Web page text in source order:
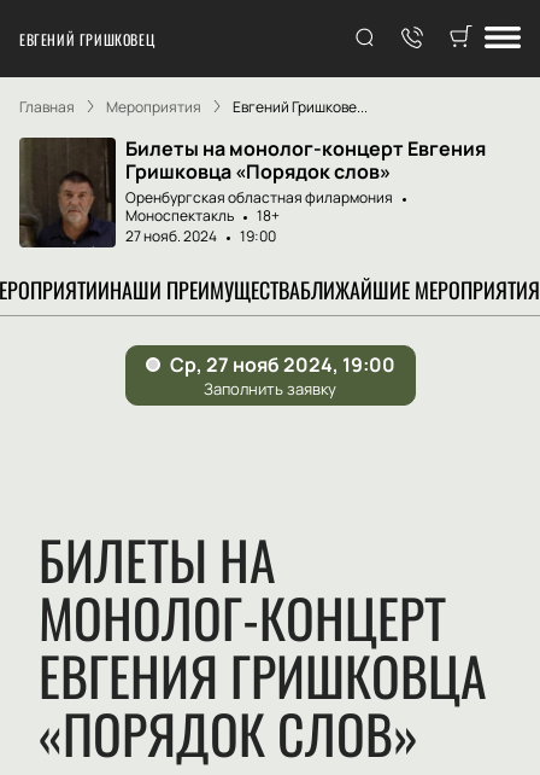
ЕВГЕНИЙ ГРИШКОВЕЦ
Главная Мероприятия Евгений Гришкове...
Билеты на монолог-концерт Евгения
Гришковца «Порядок слов»
Оренбургская областная филармония
Моноспектакль
18+
27 нояб. 2024
19:00
НАШИ ПРЕИМУЩЕСТВАБЛИЖАЙШИЕ МЕРОПРИЯТИЯ
БИЛЕТЫ НА
МОНОЛОГ-КОНЦЕРТ
ЕВГЕНИЯ ГРИШКОВЦА
«ПОРЯДОК СЛОВ»